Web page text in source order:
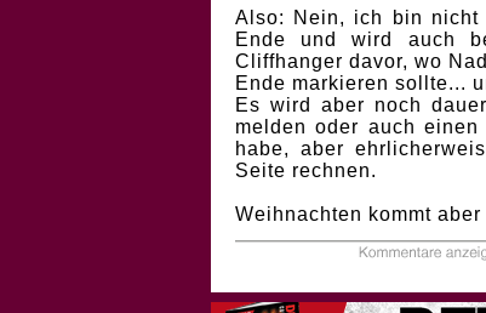
Also: Nein, ich bin nicht
Ende und wird auch
Cliffhanger davor, wo
Ende markieren sollte...
Es wird aber noch
melden oder auch
habe, aber
Seite rechnen.
Weihnachten kommt